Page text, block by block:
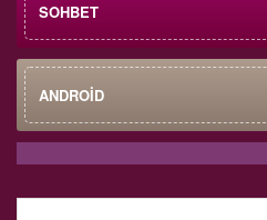
SOHBET
ANDROİD